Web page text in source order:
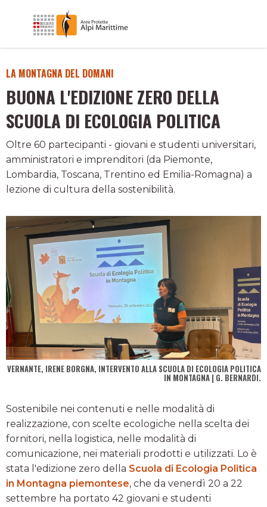
LA MONTAGNA DEL DOMANI
BUONA L'EDIZIONE ZERO DELLA
SCUOLA DI ECOLOGIA POLITICA
Oltre 60 partecipanti - giovani e studenti universitari,
amministratori e imprenditori (da Piemonte,
Lombardia, Toscana, Trentino ed Emilia-Romagna) a
lezione di cultura della sostenibilità.
VERNANTE, IRENE BORGNA, INTERVENTO ALLA SCUOLA DI ECOLOGIA POLITICA
IN MONTAGNA | G. BERNARDI.
Sostenibile nei contenuti e nelle modalità di
realizzazione, con scelte ecologiche nella scelta dei
fornitori, nella logistica, nelle modalità di
comunicazione, nei materiali prodotti e utilizzati. Lo è
stata l'edizione zero della Scuola di Ecologia Politica
in Montagna piemontese, che da venerdì 20 a 22
settembre ha portato 42 giovani e studenti